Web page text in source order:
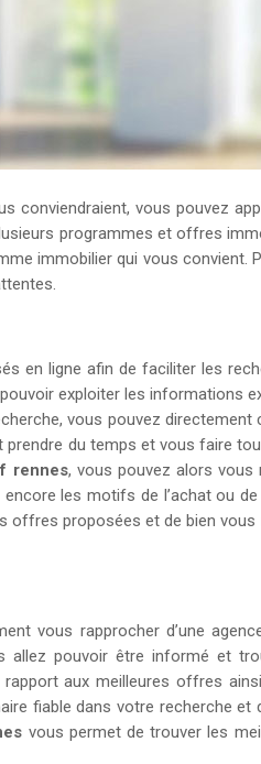
vous pouvez
programmes et offres
immobilier qui vous
en ligne afin de faciliter les
exploiter les informations
vous pouvez
du temps et vous faire
rennes, vous pouvez alors vous
les motifs de l’achat ou
offres proposées et de bien
vous rapprocher d’une
allez pouvoir être informé et
aux meilleures offres
fiable dans votre recherche
vous permet de trouver les